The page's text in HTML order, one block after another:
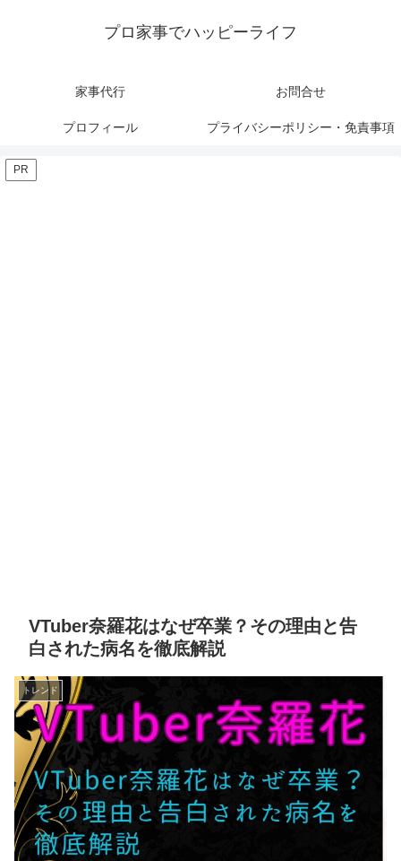
プロ家事でハッピーライフ
家事代行 お問合せ
プロフィール プライバシーポリシー・免責事項
PR
VTuber奈羅花はなぜ卒業？その理由と告
白された病名を徹底解説
トレンド